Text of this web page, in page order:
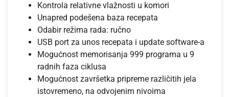
Kontrola relativne vlažnosti u komori
Unapred podešena baza recepata
Odabir režima rada: ručno
USB port za unos recepata i update software-a
Mogućnost memorisanja 999 programa u 9
radnih faza ciklusa
Mogućnost završetka pripreme različitih jela
istovremeno, na odvojenim nivoima